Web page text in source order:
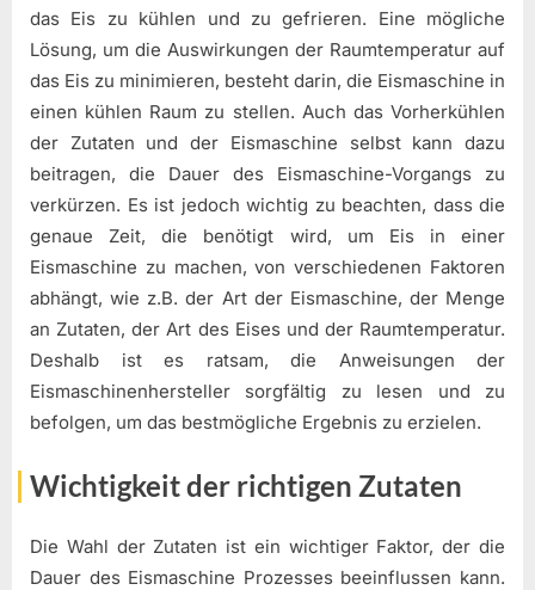
das Eis zu kühlen und zu gefrieren. Eine mögliche
Lösung, um die Auswirkungen der Raumtemperatur auf
das Eis zu minimieren, besteht darin, die Eismaschine in
einen kühlen Raum zu stellen. Auch das Vorherkühlen
der Zutaten und der Eismaschine selbst kann dazu
beitragen, die Dauer des Eismaschine-Vorgangs zu
verkürzen. Es ist jedoch wichtig zu beachten, dass die
genaue Zeit, die benötigt wird, um Eis in einer
Eismaschine zu machen, von verschiedenen Faktoren
abhängt, wie z.B. der Art der Eismaschine, der Menge
an Zutaten, der Art des Eises und der Raumtemperatur.
Deshalb ist es ratsam, die Anweisungen der
Eismaschinenhersteller sorgfältig zu lesen und zu
befolgen, um das bestmögliche Ergebnis zu erzielen.
Wichtigkeit der richtigen Zutaten
Die Wahl der Zutaten ist ein wichtiger Faktor, der die
Dauer des Eismaschine Prozesses beeinflussen kann.